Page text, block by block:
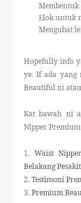
Membentuk
Elok untuk
Mengubat
Hopefully info
ye. If ada yang
Beautiful ni
Kat bawah ni
Nipper
1. Waist
Belakang Pesakit
2. Testimoni
3. Premium